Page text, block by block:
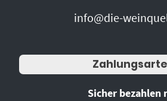
info@die-
Sicher bezahlen